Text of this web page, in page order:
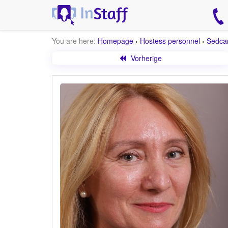
You are here: Homepage › Hostess personnel ›
Vorherige